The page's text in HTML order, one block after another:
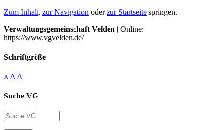
Zum Inhalt, zur Navigation oderzur Startseite springen.
Verwaltungsgemeinschaft Velden | Online:
https://www.vgvelden.de/
Schriftgröße
A A A
Suche VG